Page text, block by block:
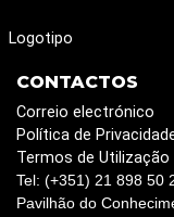
Logotipo
CONTACTOS
Correio electrónico
Política de
Termos de Utilização
Tel: (+351) 21 898 50
Pavilhão do